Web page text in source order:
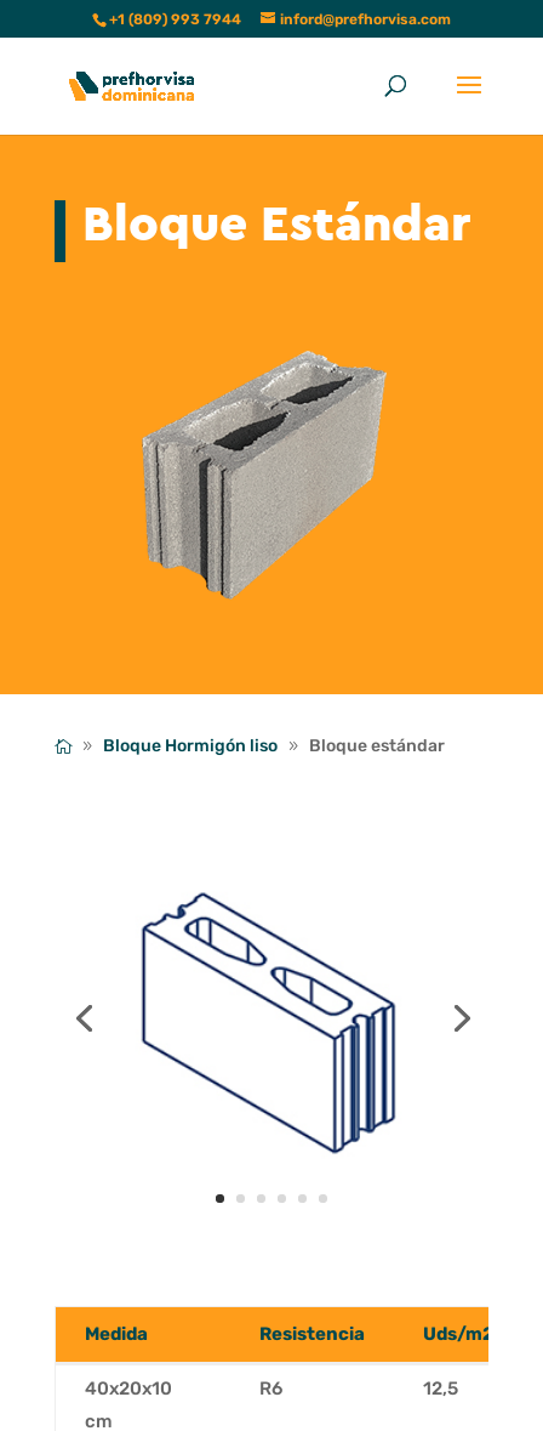
+1 (809) 993 7944 inford@prefhorvisa.com
Bloque Estándar
Bloque Hormigón liso Bloque estándar
Medida Resistencia Uds/m2
Medida Resistencia Uds/m2
40x20x10
cm
R6 12,5